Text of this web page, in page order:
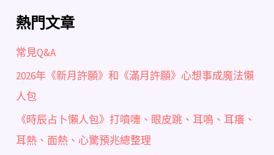
熱門文章
常見Q&A
2026年《新月許願》和《滿月許願》心想事成魔法懶
人包
《時辰占卜懶人包》打噴嚏、眼皮跳、耳鳴、耳癢、
耳熱、面熱、心驚預兆總整理